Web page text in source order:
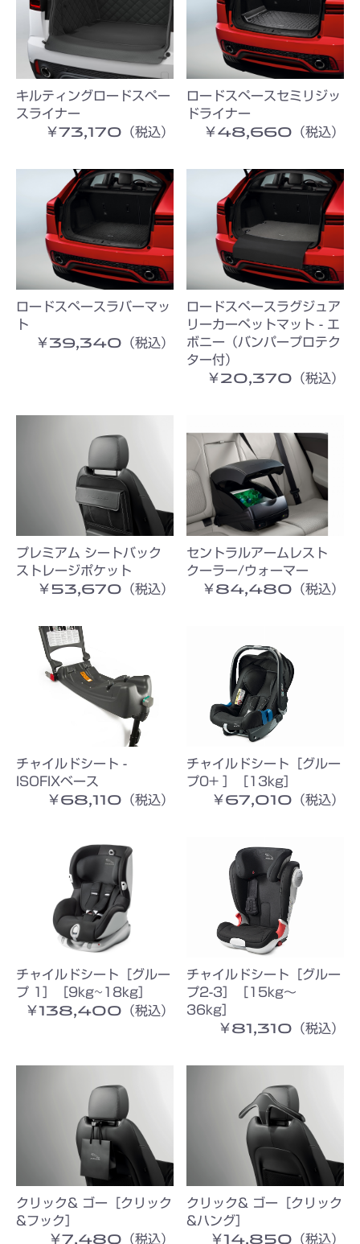
キルティングロードスペー
スライナー
￥73,170（税込）
ロードスペースセミリジッ
ドライナー
￥48,660（税込）
ロードスペースラバーマッ
ト
￥39,340（税込）
ロードスペースラグジュア
リーカーペットマット - エ
ボニー（バンパープロテク
ター付）
￥20,370（税込）
プレミアム シートバック
ストレージポケット
￥53,670（税込）
セントラルアームレスト
クーラー/ウォーマー
￥84,480（税込）
チャイルドシート -
ISOFIXベース
￥68,110（税込）
チャイルドシート［グルー
プ0+ ］［13kg］
￥67,010（税込）
チャイルドシート［グルー
プ 1］［9kg~18kg］
￥138,400（税込）
チャイルドシート［グルー
プ2-3］［15kg〜
36kg］
￥81,310（税込）
クリック& ゴー［クリック
&フック］
￥7,480（税込）
クリック& ゴー［クリック
&ハング］
￥14,850（税込）